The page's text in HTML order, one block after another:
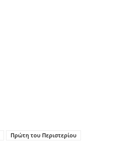
Πρώτη του Περιστερίου